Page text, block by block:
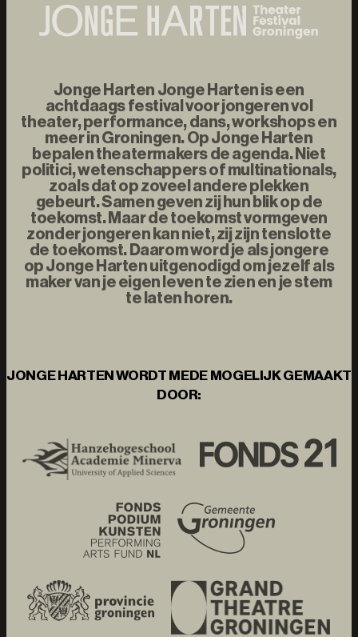
Jonge Harten Jonge Harten is een
achtdaags festival voor jongeren vol
theater, performance, dans, workshops en
meer in Groningen. Op Jonge Harten
bepalen theatermakers de agenda. Niet
politici, wetenschappers of multinationals,
zoals dat op zoveel andere plekken
gebeurt. Samen geven zij hun blik op de
toekomst. Maar de toekomst vormgeven
zonder jongeren kan niet, zij zijn tenslotte
de toekomst. Daarom word je als jongere
op Jonge Harten uitgenodigd om jezelf als
maker van je eigen leven te zien en je stem
te laten horen.
JONGE HARTEN WORDT MEDE MOGELIJK GEMAAKT
DOOR: